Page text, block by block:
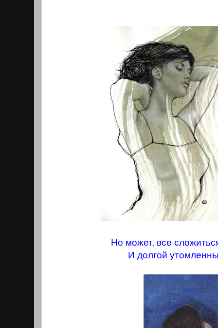
Но может, все
И долгой